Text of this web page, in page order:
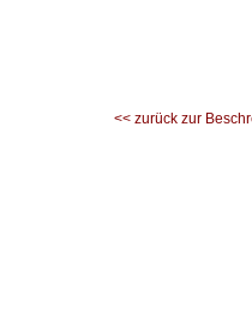
<< zurück zur